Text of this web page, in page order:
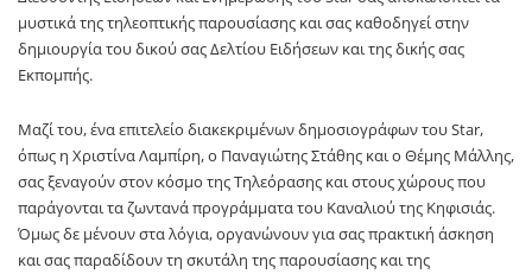
μυστικά της τηλεοπτικής παρουσίασης και σας καθοδηγεί στην
δημιουργία του δικού σας Δελτίου Ειδήσεων και της δικής σας
Εκπομπής.
Μαζί του, ένα επιτελείο διακεκριμένων δημοσιογράφων του Star,
όπως η Χριστίνα Λαμπίρη, ο Παναγιώτης Στάθης και ο Θέμης Μάλλης,
σας ξεναγούν στον κόσμο της Τηλεόρασης και στους χώρους που
παράγονται τα ζωντανά προγράμματα του Καναλιού της Κηφισιάς.
Όμως δε μένουν στα λόγια, οργανώνουν για σας πρακτική άσκηση
και σας παραδίδουν τη σκυτάλη της παρουσίασης και της